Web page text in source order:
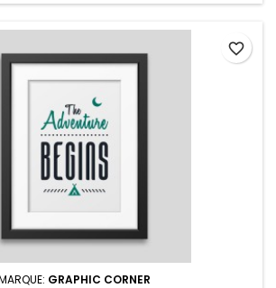
GRAPHIC CORNER
favorite_border